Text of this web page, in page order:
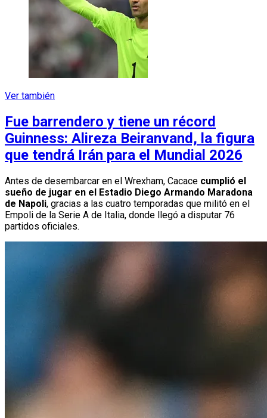
Ver también
Fue barrendero y tiene un récord
Guinness: Alireza Beiranvand, la figura
que tendrá Irán para el Mundial 2026
Antes de desembarcar en el Wrexham, Cacace cumplió el
sueño de jugar en el Estadio Diego Armando Maradona
de Napoli, gracias a las cuatro temporadas que militó en el
Empoli de la Serie A de Italia, donde llegó a disputar 76
partidos oficiales.